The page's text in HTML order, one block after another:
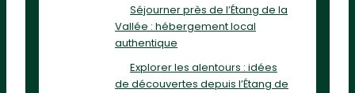
Séjourner près de l’Étang de la
Vallée : hébergement local
authentique
Explorer les alentours : idées
de découvertes depuis l’Étang de